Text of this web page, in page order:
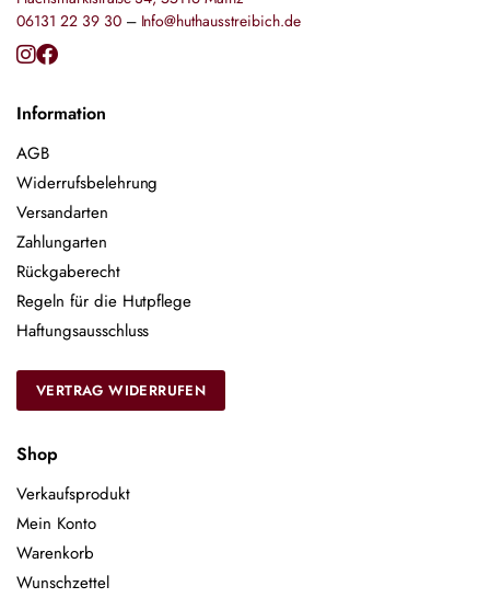
06131 22 39 30– Info@huthausstreibich.de
Information
AGB
Widerrufsbelehrung
Versandarten
Zahlungarten
Rückgaberecht
Regeln für die Hutpflege
Haftungsausschluss
VERTRAG WIDERRUFEN
Shop
Verkaufsprodukt
Mein Konto
Warenkorb
Wunschzettel